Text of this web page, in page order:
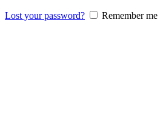
Lost your password? Remember me